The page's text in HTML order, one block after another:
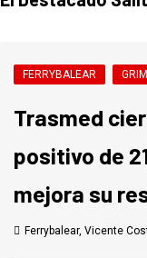
FERRYBALEAR
Trasmed
positivo de
mejora su
Ferrybalear, Vicente